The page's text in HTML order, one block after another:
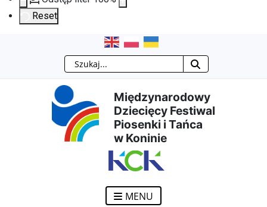
Reset
Przejdź
treści
głównej
Przejdź
menu
nawigacyjnego
Przejdź
wyszukiwarki
Przejdź
mapy
strony
Szukaj
Międzynarodowy
Dziecięcy Festiwal
Piosenki i Tańca
w Koninie
MENU